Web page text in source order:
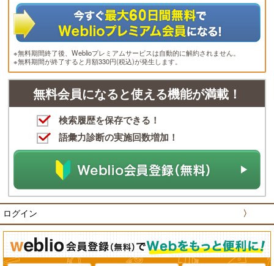
※無料期間終了後、Weblioプレミアムサービスは自動的に解約されません。
※無料期間が終了すると月額330円(税込)が発生します。
無料会員になると使える機能が満載！
検索履歴を保存できる！
語彙力診断の実施回数増加！
ログイン 〉